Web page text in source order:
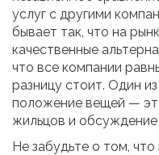
услуг с другими
бывает так, что на
качественные
что все компании
разницу стоит. Один
положение вещей —
жильцов и
Не забудьте о том,